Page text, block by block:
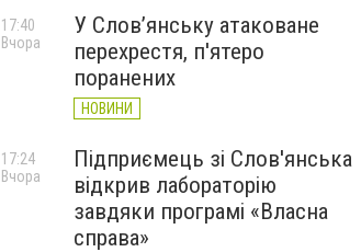
У Слов’янську атаковане
перехрестя, п'ятеро
поранених
НОВИНИ
17:40
Вчора
Підприємець зі Слов'янська
відкрив лабораторію
завдяки програмі «Власна
справа»
17:24
Вчора